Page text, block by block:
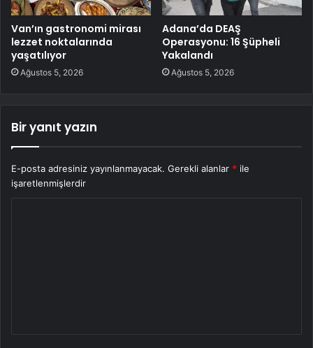
Van’ın gastronomi mirası
lezzet noktalarında
yaşatılıyor
Ağustos 5, 2026
Adana’da DEAŞ
Operasyonu: 16 Şüpheli
Yakalandı
Ağustos 5, 2026
Bir yanıt yazın
E-posta adresiniz yayınlanmayacak. Gerekli alanlar * ile
işaretlenmişlerdir